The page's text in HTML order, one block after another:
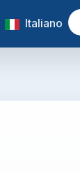
Italiano